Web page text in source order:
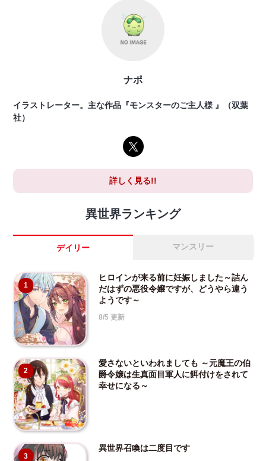
ナポ
イラストレーター。主な作品『モンスターのご主人様 』（双葉
社）
詳しく見る!!
異世界ランキング
デイリー マンスリー
1
ヒロインが来る前に妊娠しました～詰ん
だはずの悪役令嬢ですが、どうやら違う
ようです～
8/5 更新
2
愛さないといわれましても ～元魔王の伯
爵令嬢は生真面目軍人に餌付けをされて
幸せになる～
3
異世界召喚は二度目です